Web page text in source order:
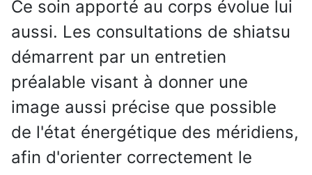
Ce soin apporté au corps évolue lui
aussi. Les consultations de shiatsu
démarrent par un entretien
préalable visant à donner une
image aussi précise que possible
de l'état énergétique des méridiens,
afin d'orienter correctement le